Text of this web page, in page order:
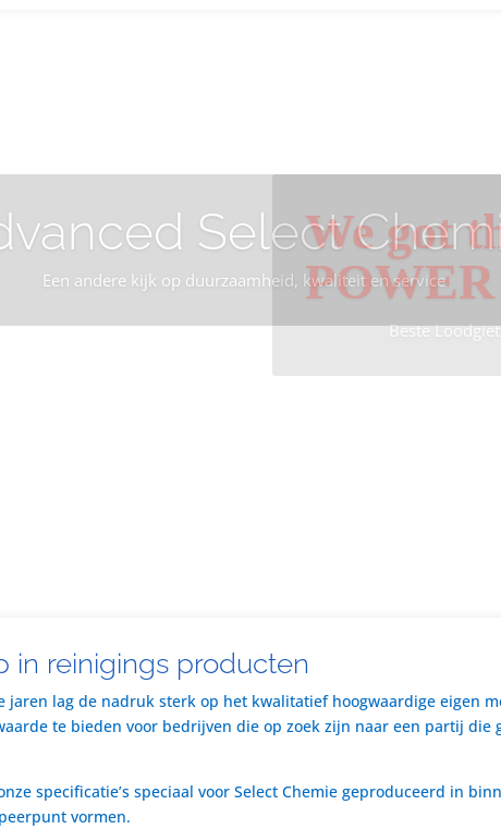
Select
Een andere kijk op duurzaamheid, kwaliteit en service
We got
POWER
Beste
in reinigings producten
jaren lag de nadruk sterk op het kwalitatief hoogwaardige eigen
te bieden voor bedrijven die op zoek zijn naar een partij die
specificatie’s speciaal voor Select Chemie geproduceerd in
vormen.